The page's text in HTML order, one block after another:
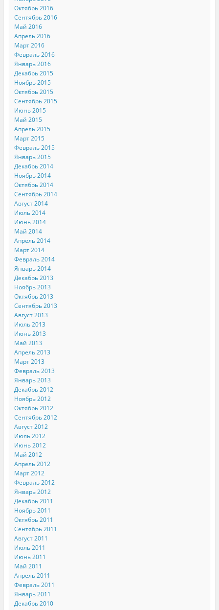
Октябрь 2016
Сентябрь 2016
Май 2016
Апрель 2016
Март 2016
Февраль 2016
Январь 2016
Декабрь 2015
Ноябрь 2015
Октябрь 2015
Сентябрь 2015
Июнь 2015
Май 2015
Апрель 2015
Март 2015
Февраль 2015
Январь 2015
Декабрь 2014
Ноябрь 2014
Октябрь 2014
Сентябрь 2014
Август 2014
Июль 2014
Июнь 2014
Май 2014
Апрель 2014
Март 2014
Февраль 2014
Январь 2014
Декабрь 2013
Ноябрь 2013
Октябрь 2013
Сентябрь 2013
Август 2013
Июль 2013
Июнь 2013
Май 2013
Апрель 2013
Март 2013
Февраль 2013
Январь 2013
Декабрь 2012
Ноябрь 2012
Октябрь 2012
Сентябрь 2012
Август 2012
Июль 2012
Июнь 2012
Май 2012
Апрель 2012
Март 2012
Февраль 2012
Январь 2012
Декабрь 2011
Ноябрь 2011
Октябрь 2011
Сентябрь 2011
Август 2011
Июль 2011
Июнь 2011
Май 2011
Апрель 2011
Февраль 2011
Январь 2011
Декабрь 2010